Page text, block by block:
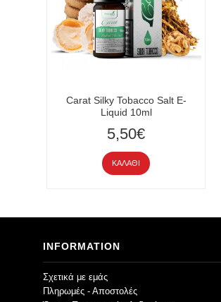
Carat Silky Tobacco Salt E-
Liquid 10ml
5,50€
ΚΑΛΆΘΙ
INFORMATION
Σχετικά με εμάς
Πληρωμές - Αποστολές